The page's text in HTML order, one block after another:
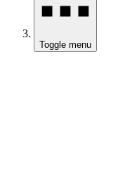
Toggle menu